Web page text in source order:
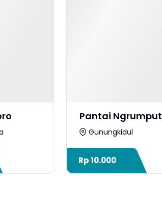
Pantai Ngrumput
Gunungkidul
Rp10.000